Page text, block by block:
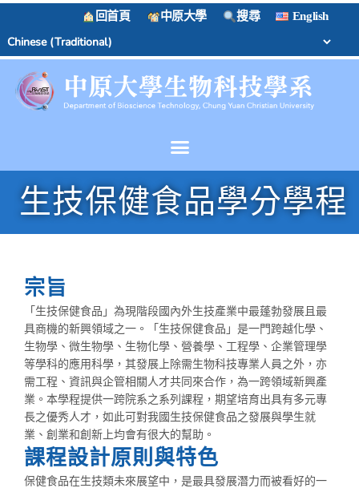
回首頁 中原大學 搜尋 English
生技保健食品學分學程
宗旨
「生技保健食品」為現階段國內外生技產業中最蓬勃發展且最
具商機的新興領域之一。「生技保健食品」是一門跨越化學、
生物學、微生物學、生物化學、營養學、工程學、企業管理學
等學科的應用科學，其發展上除需生物科技專業人員之外，亦
需工程、資訊與企管相關人才共同來合作，為一跨領域新興產
業。本學程提供一跨院系之系列課程，期望培育出具有多元專
長之優秀人才，如此可對我國生技保健食品之發展與學生就
業、創業和創新上均會有很大的幫助。
課程設計原則與特色
保健食品在生技類未來展望中，是最具發展潛力而被看好的一